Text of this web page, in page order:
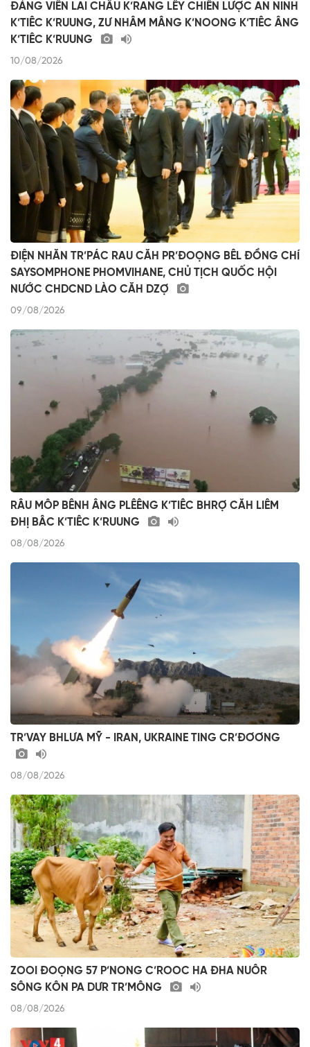
ĐẢNG VIÊN LAI CHÂU K’RANG LÊY CHIẾN LƯỢC AN NINH
K’TIÊC K’RUUNG, ZƯ NHÂM MÂNG K’NOONG K’TIÊC ÂNG
K’TIÊC K’RUUNG
10/08/2026
ĐIỆN NHĂN TR’PÁC RAU CĂH PR’ĐOỌNG BÊL ĐỒNG CHÍ
SAYSOMPHONE PHOMVIHANE, CHỦ TỊCH QUỐC HỘI
NƯỚC CHDCND LÀO CĂH DZỢ
09/08/2026
RÂU MÔP BÊNH ÂNG PLÊÊNG K’TIÊC BHRỢ CĂH LIÊM
ĐHỊ BÂC K’TIÊC K’RUUNG
08/08/2026
TR’VAY BHLƯA MỸ - IRAN, UKRAINE TING CR’ĐƠƠNG
08/08/2026
ZOOI ĐOỌNG 57 P’NONG C’ROOC HA ĐHA NUÔR
SÔNG KÔN PA DƯR TR’MÔNG
08/08/2026